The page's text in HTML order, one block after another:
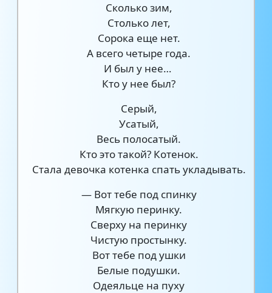
Сколько зим,
Столько лет,
Сорока еще нет.
А всего четыре года.
И был у нее…
Кто у нее был?
Серый,
Усатый,
Весь полосатый.
Кто это такой? Котенок.
Стала девочка котенка спать укладывать.
— Вот тебе под спинку
Мягкую перинку.
Сверху на перинку
Чистую простынку.
Вот тебе под ушки
Белые подушки.
Одеяльце на пуху